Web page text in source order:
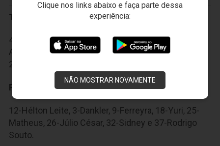
Clique nos links abaixo e faça parte dessa
experiência:
NÃO MOSTRAR NOVAMENTE
Titulares:
42-Andrey, 4-Bolívar, 6-Júnior Cesar, 7-Emerson, 13-
André Bahia, 14-Ramirez, 15-Gabriel, 17-Wallyson,
23-Bolatti, 31-Daniel e 33-Edílson.
Reservas:
12-Hélton Leite, 3-Dankler, 9-Ferreyra, 18-Yuri, 25-
Matheus, 26-Júlio César, 32-Sidney e 37-Rodrigo
Souto.